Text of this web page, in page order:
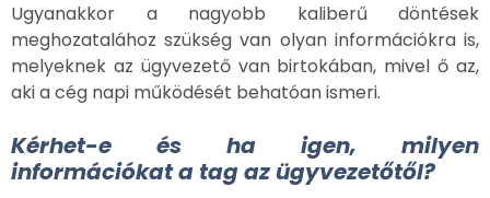
Ugyanakkor a nagyobb kaliberű döntések
meghozatalához szükség van olyan információkra is,
melyeknek az ügyvezető van birtokában, mivel ő az,
aki a cég napi működését behatóan ismeri.
Kérhet-e és ha igen, milyen
információkat a tag az ügyvezetőtől?